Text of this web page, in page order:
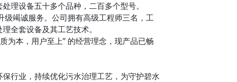
理设备五十多个品种，二百多个型号。
级竭诚服务。公司拥有高级工程师三名，工
全套设备及其工艺技术。
为本，用户至上” 的经营理念，现产品已畅
行业，持续优化污水治理工艺，为守护碧水